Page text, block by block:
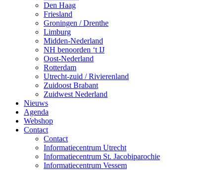
Den Haag
Friesland
Groningen / Drenthe
Limburg
Midden-Nederland
NH benoorden ‘t IJ
Oost-Nederland
Rotterdam
Utrecht-zuid / Rivierenland
Zuidoost Brabant
Zuidwest Nederland
Nieuws
Agenda
Webshop
Contact
Contact
Informatiecentrum Utrecht
Informatiecentrum St. Jacobiparochie
Informatiecentrum Vessem